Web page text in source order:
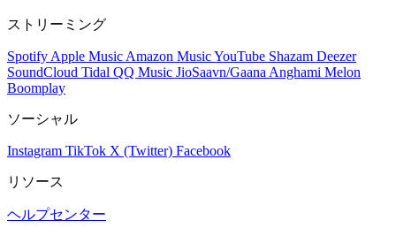
ストリーミング
Spotify Apple Music Amazon MusicYouTube Shazam Deezer
SoundCloud Tidal QQ Music JioSaavn/Gaana Anghami Melon
Boomplay
ソーシャル
Instagram TikTok X (Twitter) Facebook
リソース
ヘルプセンター